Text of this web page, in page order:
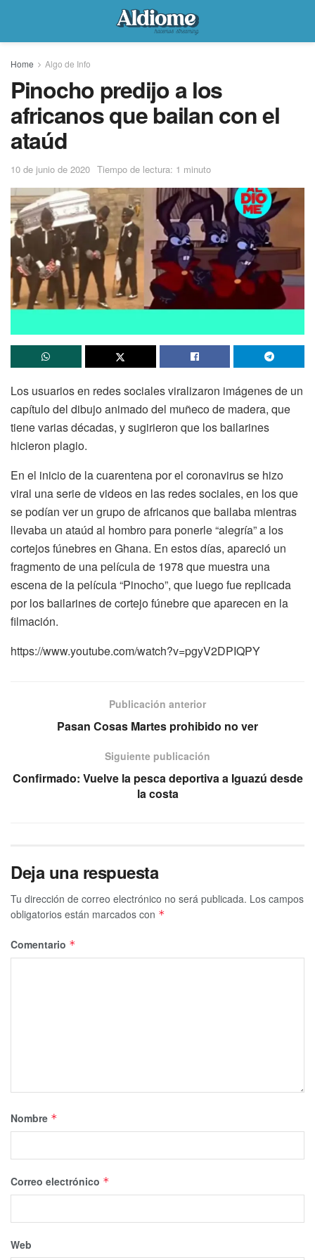
Home Algo de Info
Pinocho predijo a los
africanos que bailan con el
ataúd
10 de junio de 2020 Tiempo de lectura: 1 minuto
Los usuarios en redes sociales viralizaron imágenes de un
capítulo del dibujo animado del muñeco de madera, que
tiene varias décadas, y sugirieron que los bailarines
hicieron plagio.
En el inicio de la cuarentena por el coronavirus se hizo
viral una serie de videos en las redes sociales, en los que
se podían ver un grupo de africanos que bailaba mientras
llevaba un ataúd al hombro para ponerle “alegría” a los
cortejos fúnebres en Ghana. En estos días, apareció un
fragmento de una película de 1978 que muestra una
escena de la película “Pinocho”, que luego fue replicada
por los bailarines de cortejo fúnebre que aparecen en la
filmación.
https://www.youtube.com/watch?v=pgyV2DPIQPY
Publicación anterior
Pasan Cosas Martes prohibido no ver
Siguiente publicación
Confirmado: Vuelve la pesca deportiva a Iguazú desde
la costa
Deja una respuesta
Tu dirección de correo electrónico no será publicada. Los campos
obligatorios están marcados con *
Comentario *
Nombre *
Correo electrónico *
Web